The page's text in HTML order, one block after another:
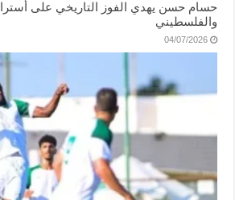
حسام حسن يهدي الفوز التاريخي على
والفلسطيني
04/07/2026